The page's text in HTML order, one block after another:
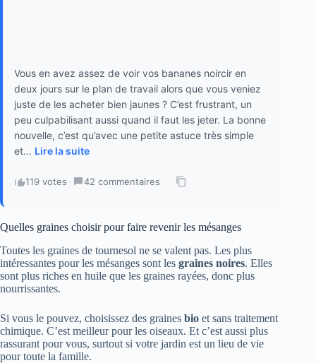
Vous en avez assez de voir vos bananes noircir en
deux jours sur le plan de travail alors que vous veniez
juste de les acheter bien jaunes ? C’est frustrant, un
peu culpabilisant aussi quand il faut les jeter. La bonne
nouvelle, c’est qu’avec une petite astuce très simple
et... Lire la suite
119 votes · 42 commentaires ·
Quelles graines choisir pour faire revenir les mésanges
Toutes les graines de tournesol ne se valent pas. Les plus
intéressantes pour les mésanges sont les graines noires. Elles
sont plus riches en huile que les graines rayées, donc plus
nourrissantes.
Si vous le pouvez, choisissez des graines bio et sans traitement
chimique. C’est meilleur pour les oiseaux. Et c’est aussi plus
rassurant pour vous, surtout si votre jardin est un lieu de vie
pour toute la famille.